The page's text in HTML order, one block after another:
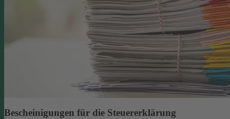
Bescheinigungen für die Steuererklärung